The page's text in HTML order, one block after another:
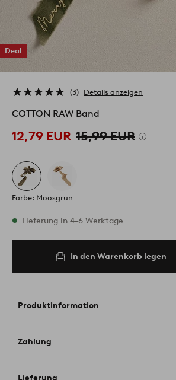
Deal
3 Details anzeigen
COTTON RAW Band
12,79 EUR 15,99 EUR
Farbe: Moosgrün
Vorrätig
Lieferung in 4-6 Werktage
In den Warenkorb legen
Produktinformation
Zahlung